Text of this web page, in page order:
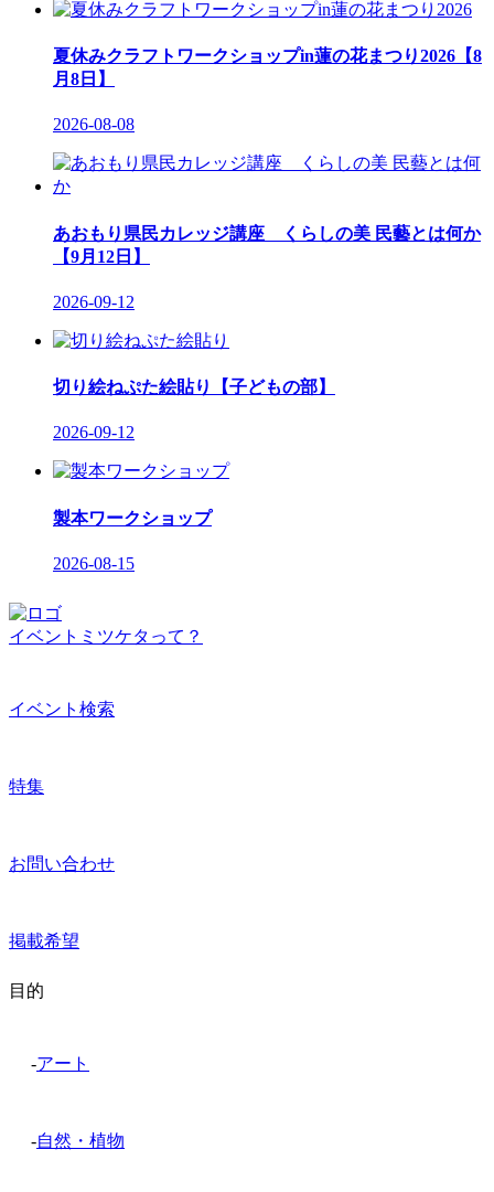
夏休みクラフトワークショップin蓮の花まつり2026【8
月8日】
2026-08-08
あおもり県民カレッジ講座 くらしの美 民藝とは何か
【9月12日】
2026-09-12
切り絵ねぷた絵貼り【子どもの部】
2026-09-12
製本ワークショップ
2026-08-15
イベントミツケタって？
イベント検索
特集
お問い合わせ
掲載希望
目的
-アート
-自然・植物